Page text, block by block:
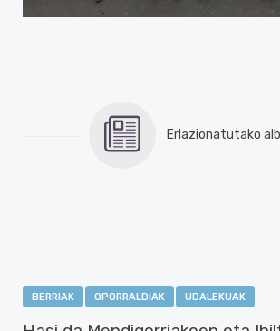
Erlazionatutako
BERRIAK OPORRALDIAK UDALEKUAK